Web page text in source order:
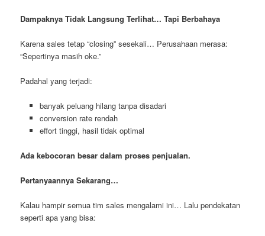
Dampaknya Tidak Langsung Terlihat… Tapi Berbahaya
Karena sales tetap “closing” sesekali… Perusahaan merasa:
“Sepertinya masih oke.”
Padahal yang terjadi:
banyak peluang hilang tanpa disadari
conversion rate rendah
effort tinggi, hasil tidak optimal
Ada kebocoran besar dalam proses penjualan.
Pertanyaannya Sekarang…
Kalau hampir semua tim sales mengalami ini… Lalu pendekatan
seperti apa yang bisa: